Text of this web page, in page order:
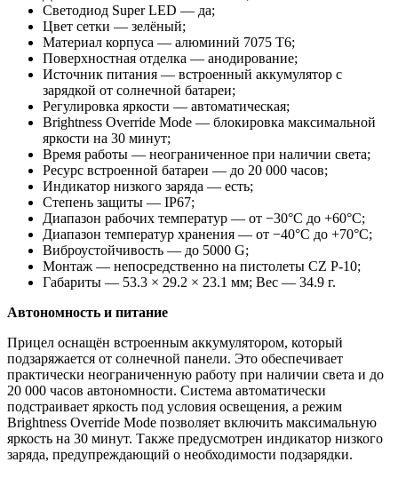
Светодиод Super LED — да;
Цвет сетки — зелёный;
Материал корпуса — алюминий 7075 T6;
Поверхностная отделка — анодирование;
Источник питания — встроенный аккумулятор с
зарядкой от солнечной батареи;
Регулировка яркости — автоматическая;
Brightness Override Mode — блокировка максимальной
яркости на 30 минут;
Время работы — неограниченное при наличии света;
Ресурс встроенной батареи — до 20 000 часов;
Индикатор низкого заряда — есть;
Степень защиты — IP67;
Диапазон рабочих температур — от −30°C до +60°C;
Диапазон температур хранения — от −40°C до +70°C;
Виброустойчивость — до 5000 G;
Монтаж — непосредственно на пистолеты CZ P-10;
Габариты — 53.3 × 29.2 × 23.1 мм; Вес — 34.9 г.
Автономность и питание
Прицел оснащён встроенным аккумулятором, который
подзаряжается от солнечной панели. Это обеспечивает
практически неограниченную работу при наличии света и до
20 000 часов автономности. Система автоматически
подстраивает яркость под условия освещения, а режим
Brightness Override Mode позволяет включить максимальную
яркость на 30 минут. Также предусмотрен индикатор низкого
заряда, предупреждающий о необходимости подзарядки.